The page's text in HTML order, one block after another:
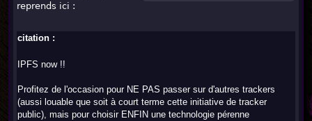
reprends ici :
citation :
IPFS now !!
Profitez de l'occasion pour NE PAS passer sur d'autres trackers
(aussi louable que soit à court terme cette initiative de tracker
public), mais pour choisir ENFIN une technologie pérenne